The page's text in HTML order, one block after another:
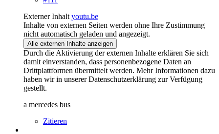
Externer Inhalt youtu.be
Inhalte von externen Seiten werden ohne Ihre Zustimmung
nicht automatisch geladen und angezeigt.
Alle externen Inhalte anzeigen
Durch die Aktivierung der externen Inhalte erklären Sie sich
damit einverstanden, dass personenbezogene Daten an
Drittplattformen übermittelt werden. Mehr Informationen dazu
haben wir in unserer Datenschutzerklärung zur Verfügung
gestellt.
a mercedes bus
Zitieren